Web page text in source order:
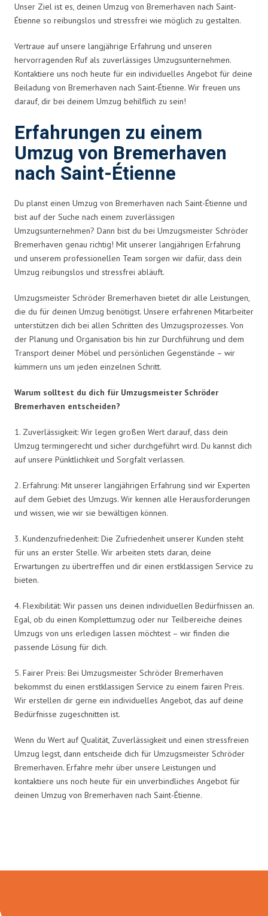
Unser Ziel ist es, deinen Umzug von Bremerhaven nach Saint-
Étienne so reibungslos und stressfrei wie möglich zu gestalten.
Vertraue auf unsere langjährige Erfahrung und unseren
hervorragenden Ruf als zuverlässiges Umzugsunternehmen.
Kontaktiere uns noch heute für ein individuelles Angebot für deine
Beiladung von Bremerhaven nach Saint-Étienne. Wir freuen uns
darauf, dir bei deinem Umzug behilflich zu sein!
Erfahrungen zu einem
Umzug von Bremerhaven
nach Saint-Étienne
Du planst einen Umzug von Bremerhaven nach Saint-Étienne und
bist auf der Suche nach einem zuverlässigen
Umzugsunternehmen? Dann bist du bei Umzugsmeister Schröder
Bremerhaven genau richtig! Mit unserer langjährigen Erfahrung
und unserem professionellen Team sorgen wir dafür, dass dein
Umzug reibungslos und stressfrei abläuft.
Umzugsmeister Schröder Bremerhaven bietet dir alle Leistungen,
die du für deinen Umzug benötigst. Unsere erfahrenen Mitarbeiter
unterstützen dich bei allen Schritten des Umzugsprozesses. Von
der Planung und Organisation bis hin zur Durchführung und dem
Transport deiner Möbel und persönlichen Gegenstände – wir
kümmern uns um jeden einzelnen Schritt.
Warum solltest du dich für Umzugsmeister Schröder
Bremerhaven entscheiden?
1. Zuverlässigkeit: Wir legen großen Wert darauf, dass dein
Umzug termingerecht und sicher durchgeführt wird. Du kannst dich
auf unsere Pünktlichkeit und Sorgfalt verlassen.
2. Erfahrung: Mit unserer langjährigen Erfahrung sind wir Experten
auf dem Gebiet des Umzugs. Wir kennen alle Herausforderungen
und wissen, wie wir sie bewältigen können.
3. Kundenzufriedenheit: Die Zufriedenheit unserer Kunden steht
für uns an erster Stelle. Wir arbeiten stets daran, deine
Erwartungen zu übertreffen und dir einen erstklassigen Service zu
bieten.
4. Flexibilität: Wir passen uns deinen individuellen Bedürfnissen an.
Egal, ob du einen Komplettumzug oder nur Teilbereiche deines
Umzugs von uns erledigen lassen möchtest – wir finden die
passende Lösung für dich.
5. Fairer Preis: Bei Umzugsmeister Schröder Bremerhaven
bekommst du einen erstklassigen Service zu einem fairen Preis.
Wir erstellen dir gerne ein individuelles Angebot, das auf deine
Bedürfnisse zugeschnitten ist.
Wenn du Wert auf Qualität, Zuverlässigkeit und einen stressfreien
Umzug legst, dann entscheide dich für Umzugsmeister Schröder
Bremerhaven. Erfahre mehr über unsere Leistungen und
kontaktiere uns noch heute für ein unverbindliches Angebot für
deinen Umzug von Bremerhaven nach Saint-Étienne.